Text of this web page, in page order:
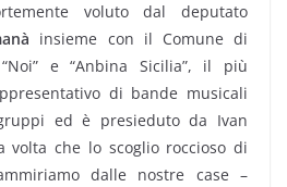
voluto dal deputato
insieme con il Comune di
“Noi” e “Anbina Sicilia”, il più
di bande musicali
ed è presieduto da Ivan
volta che lo scoglio roccioso di
dalle nostre case –